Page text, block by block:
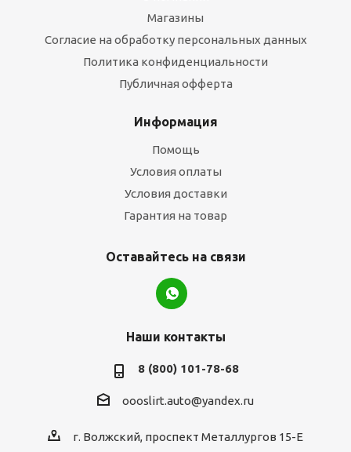
Магазины
Согласие на обработку персональных данных
Политика конфиденциальности
Публичная офферта
Информация
Помощь
Условия оплаты
Условия доставки
Гарантия на товар
Оставайтесь на связи
Наши контакты
8 (800) 101-78-68
oooslirt.auto@yandex.ru
г. Волжский, проспект Металлургов 15-Е